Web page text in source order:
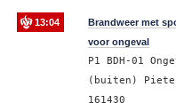
13:04
Brandweer met
voor ongeval
P1 BDH-01
(buiten)
161430